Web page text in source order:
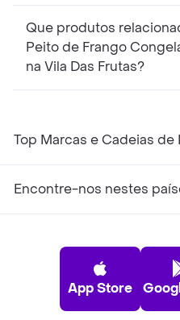
Que produtos
Peito de Frango
na Vila Das Frutas?
Top Marcas e Cadeias de
Encontre-nos nestes
App Store